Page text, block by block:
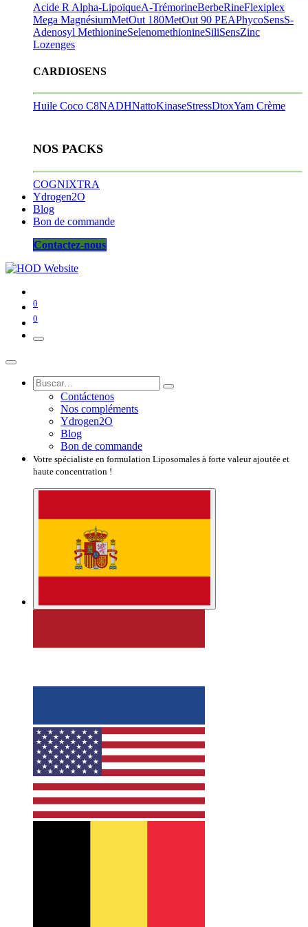
Acide R Alpha-LipoïqueA-TrémorineBerbeRineFlexiplex
Mega MagnésiumMetOut 180MetOut 90 PEAPhycoSensS-
Adenosyl MethionineSelenomethionineSiliSensZinc
Lozenges
CARDIOSENS
Huile Coco C8NADHNattoKinaseStressDtoxYam Crème
NOS PACKS
COGNIXTRA
Ydrogen2O
Blog
Bon de commande
Contactez-nous
0
0
Contáctenos
Nos compléments
Ydrogen2O
Blog
Bon de commande
Votre spécialiste en formulation Liposomales à forte valeur ajoutée et
haute concentration !